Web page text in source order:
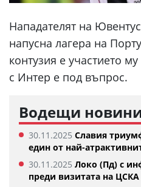
Нападателят на
напусна лагера на
контузия е участието
с Интер е под въпрос.
Водещи
30.11.2025 Славия
един от най-
30.11.2025 Локо (Пд) с
преди визитата на ЦСКА